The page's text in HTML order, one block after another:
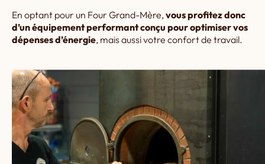
En optant pour un Four Grand-Mère,vous profitez donc
d’un équipement performant conçu pour optimiser vos
dépenses d’énergie, mais aussi votre confort de travail.